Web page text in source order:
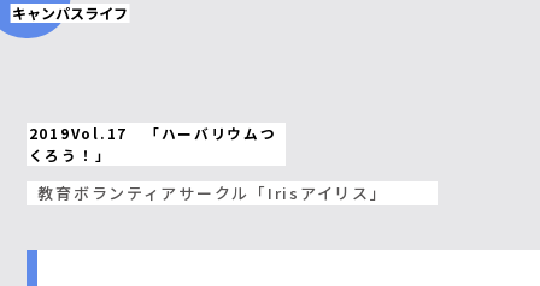
キャンパスライフ
2019Vol.17 「ハーバリウムつ
くろう！」
教育ボランティアサークル「Irisアイリス」